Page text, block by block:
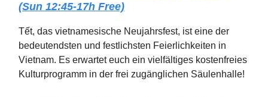
(Sun 12:45-17h Free)
Tết, das vietnamesische Neujahrsfest, ist eine der
bedeutendsten und festlichsten Feierlichkeiten in
Vietnam. Es erwartet euch ein vielfältiges kostenfreies
Kulturprogramm in der frei zugänglichen Säulenhalle!